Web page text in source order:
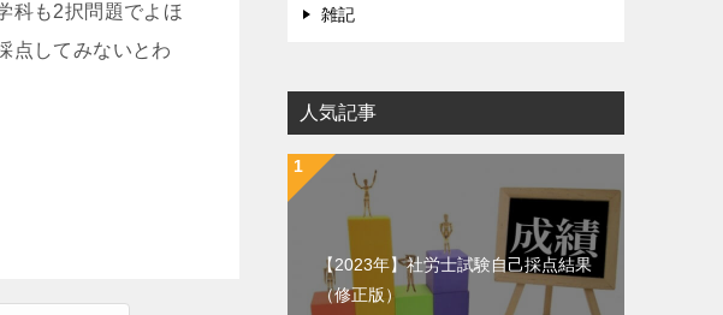
科も2択問題でよほ
点してみないとわ
雑記
人気記事
【2023年】社労士試験自己採点結果
（修正版）